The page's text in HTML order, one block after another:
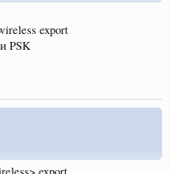
export
PSK
export